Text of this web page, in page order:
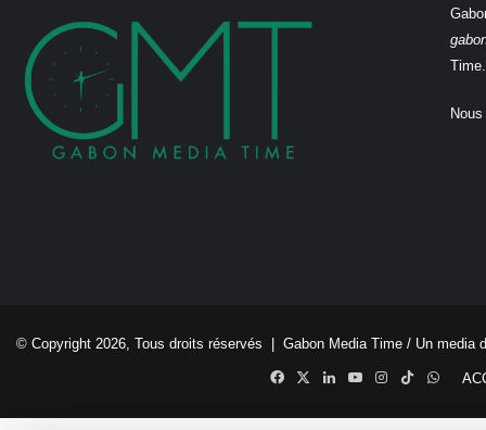
Time.
© Copyright 2026, Tous droits réservés | Gabon Media Time / Un media
Facebook
X LinkedinYouTubeInstagram
TikTok